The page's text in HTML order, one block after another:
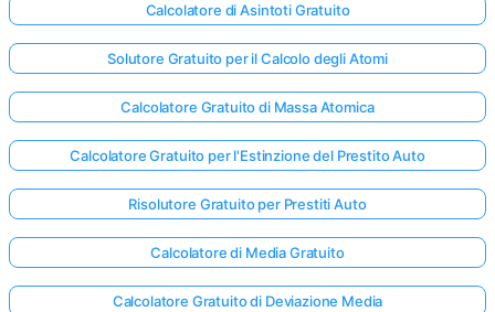
Calcolatore di Asintoti Gratuito
Solutore Gratuito per il Calcolo degli Atomi
Calcolatore Gratuito di Massa Atomica
Calcolatore Gratuito per l'Estinzione del Prestito Auto
Risolutore Gratuito per Prestiti Auto
Calcolatore di Media Gratuito
Calcolatore Gratuito di Deviazione Media